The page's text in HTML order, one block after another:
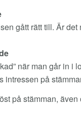
gått rätt till. Är
när man går in
intressen på
på stämman,